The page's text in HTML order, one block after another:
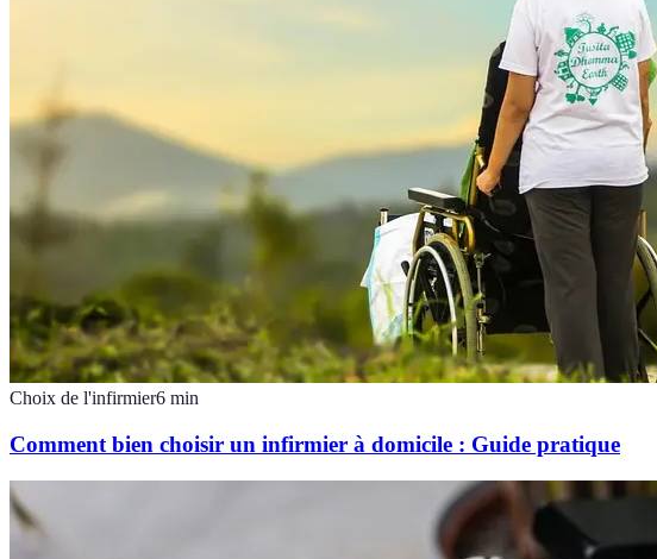
Choix de l'infirmier6 min
Comment bien choisir un infirmier à domicile : Guide pratique